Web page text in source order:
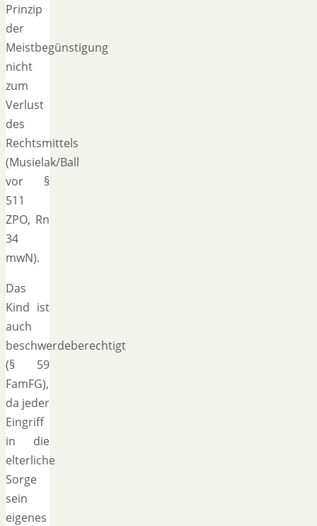
Prinzip
der
Meistbegünstigung
nicht
zum
Verlust
des
Rechtsmittels
(Musielak/Ball
vor §
511
ZPO, Rn
34
mwN).
Das
Kind ist
auch
beschwerdeberechtigt
(§ 59
FamFG),
da jeder
Eingriff
in die
elterliche
Sorge
sein
eigenes